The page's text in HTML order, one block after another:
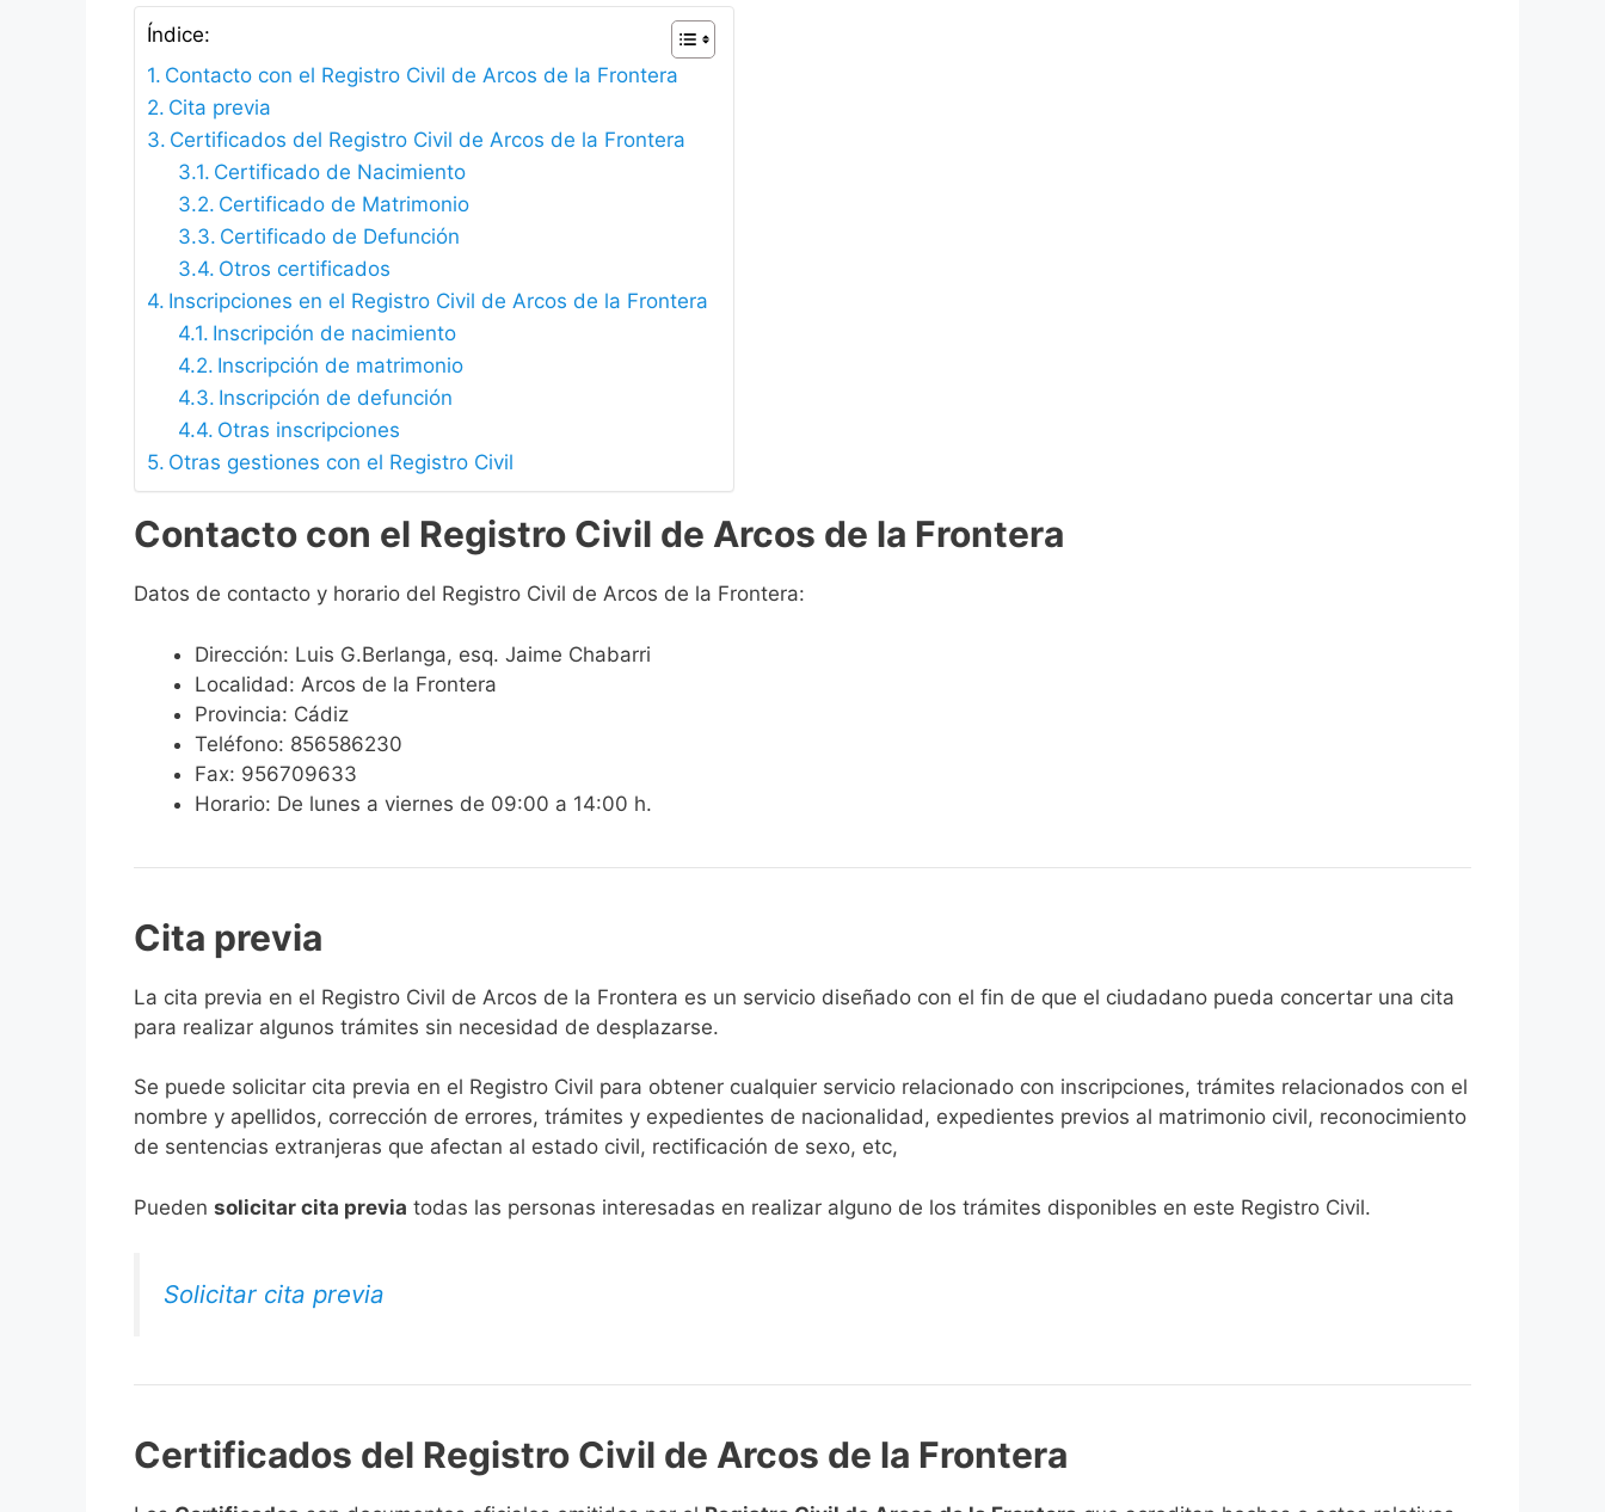
Índice:
Contacto con el Registro Civil de Arcos de la Frontera
Cita previa
Certificados del Registro Civil de Arcos de la Frontera
Certificado de Nacimiento
Certificado de Matrimonio
Certificado de Defunción
Otros certificados
Inscripciones en el Registro Civil de Arcos de la Frontera
Inscripción de nacimiento
Inscripción de matrimonio
Inscripción de defunción
Otras inscripciones
Otras gestiones con el Registro Civil
Contacto con el Registro Civil de Arcos de la Frontera
Datos de contacto y horario del Registro Civil de Arcos de la Frontera:
Dirección: Luis G.Berlanga, esq. Jaime Chabarri
Localidad: Arcos de la Frontera
Provincia: Cádiz
Teléfono: 856586230
Fax: 956709633
Horario: De lunes a viernes de 09:00 a 14:00 h.
Cita previa
​​​​​​​​​​​​​​​​​​​​​​​​​​​​La cita previa en el Registro Civil de Arcos de la Frontera es un servicio diseñado con el fin de que el ciudadano pueda concertar una cita
para realizar algunos trámites sin necesidad de desplazarse.​
Se puede solicitar cita previa en el Registro Civil para obtener cualquier servicio relacionado con inscripciones, trámites relacionados con el
nombre y apellidos, corrección de errores, trámites y expedientes de nacionalidad, expedientes previos al matrimonio civil, reconocimiento
de sentencias extranjeras que afectan al estado civil, rectificación de sexo, etc,
​Pueden solicitar cita previa todas las personas interesadas en realizar alguno de los trámites disponibles en este Registro Civil.​
Solicitar cita previa
Certificados del Registro Civil de Arcos de la Frontera